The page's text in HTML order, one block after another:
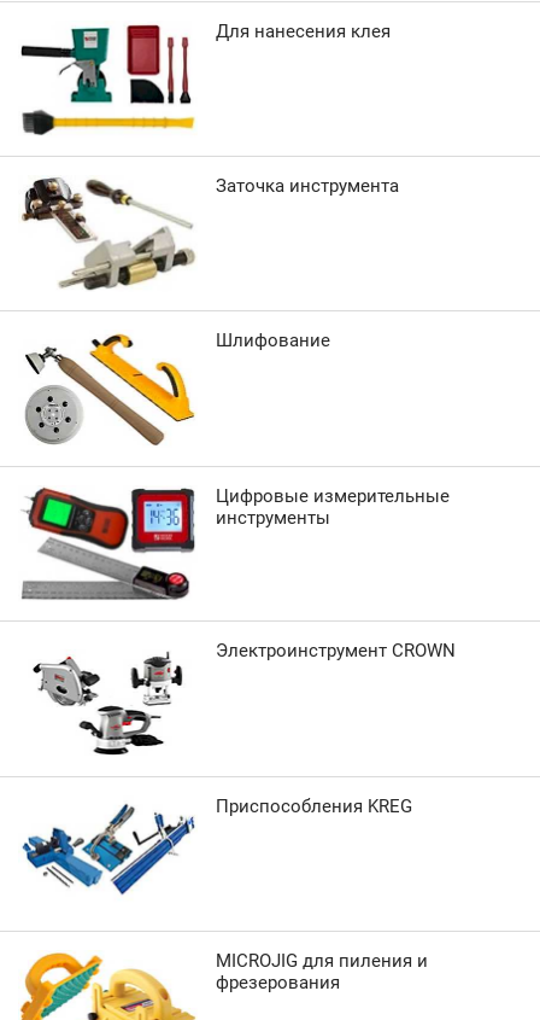
Для нанесения клея
Заточка инструмента
Шлифование
Цифровые измерительные
инструменты
Электроинструмент CROWN
Приспособления KREG
MICROJIG для пиления и
фрезерования